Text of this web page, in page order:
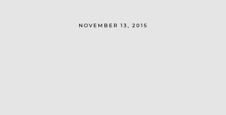
NOVEMBER 13, 2015